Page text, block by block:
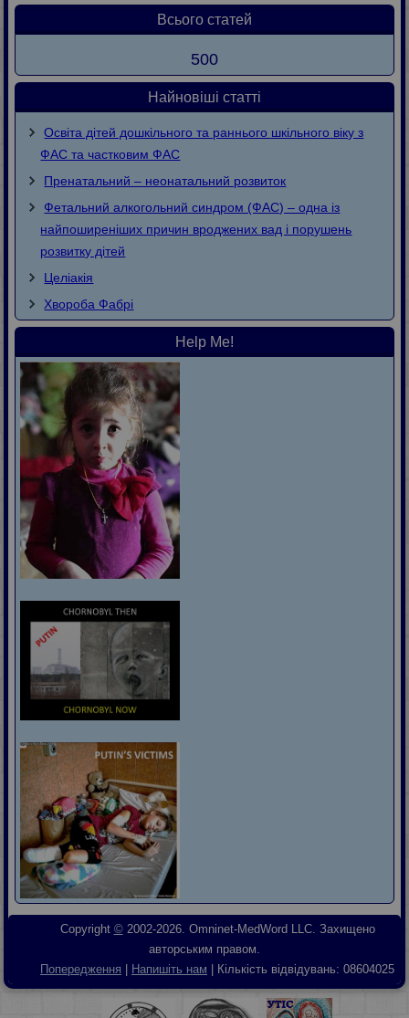
Всього статей
500
Найновіші статті
Освіта дітей дошкільного та раннього шкільного віку з
ФАС та частковим ФАС
Пренатальний – неонатальний розвиток
Фетальний алкогольний синдром (ФАС) – одна із
найпоширеніших причин вроджених вад і порушень
розвитку дітей
Целіакія
Хвороба Фaбpi
Help Me!
Copyright ©2002-2026. Omninet-MedWord LLC. Захищено
авторським правом.
Попередження | Напишіть нам | Кількість відвідувань: 08604025